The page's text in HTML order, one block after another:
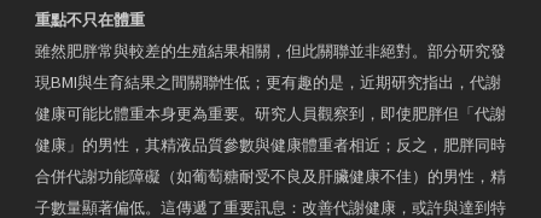
重點不只在體重
雖然肥胖常與較差的生殖結果相關，但此關聯並非絕對。部分研究發
現BMI與生育結果之間關聯性低；更有趣的是，近期研究指出，代謝
健康可能比體重本身更為重要。研究人員觀察到，即使肥胖但「代謝
健康」的男性，其精液品質參數與健康體重者相近；反之，肥胖同時
合併代謝功能障礙（如葡萄糖耐受不良及肝臟健康不佳）的男性，精
子數量顯著偏低。這傳遞了重要訊息：改善代謝健康，或許與達到特